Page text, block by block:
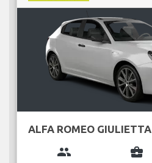
ALFA ROMEO GIULIETTA
group business_center